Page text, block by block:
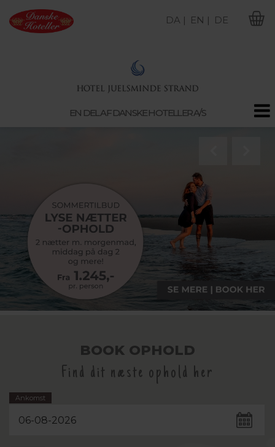
EN DEL AF DANSKE HOTELLER A/S
DA | EN | DE
BOOK OPHOLD
Find dit næste ophold her
Ankomst